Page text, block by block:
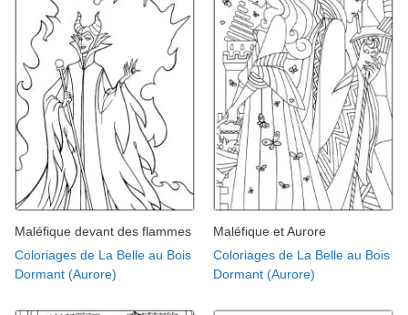
Maléfique devant des flammes
Coloriages de La Belle au Bois
Dormant (Aurore)
Maléfique et Aurore
Coloriages de La Belle au Bois
Dormant (Aurore)